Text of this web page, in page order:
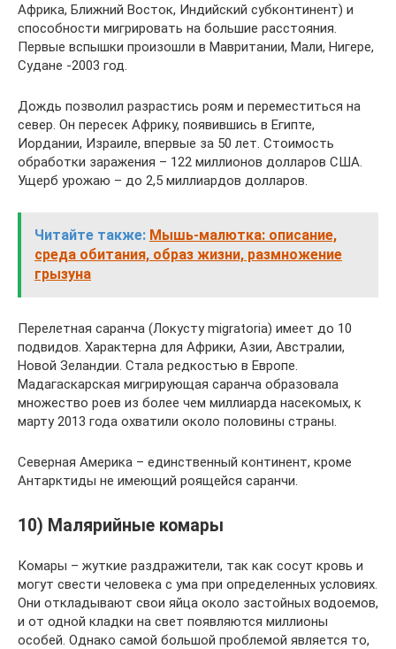
Африка, Ближний Восток, Индийский субконтинент) и
способности мигрировать на большие расстояния.
Первые вспышки произошли в Мавритании, Мали, Нигере,
Судане -2003 год.
Дождь позволил разрастись роям и переместиться на
север. Он пересек Африку, появившись в Египте,
Иордании, Израиле, впервые за 50 лет. Стоимость
обработки заражения – 122 миллионов долларов США.
Ущерб урожаю – до 2,5 миллиардов долларов.
Читайте также: Мышь-малютка: описание,
среда обитания, образ жизни, размножение
грызуна
Перелетная саранча (Локусту migratoria) имеет до 10
подвидов. Характерна для Африки, Азии, Австралии,
Новой Зеландии. Стала редкостью в Европе.
Мадагаскарская мигрирующая саранча образовала
множество роев из более чем миллиарда насекомых, к
марту 2013 года охватили около половины страны.
Северная Америка – единственный континент, кроме
Антарктиды не имеющий роящейся саранчи.
10) Малярийные комары
Комары – жуткие раздражители, так как сосут кровь и
могут свести человека с ума при определенных условиях.
Они откладывают свои яйца около застойных водоемов,
и от одной кладки на свет появляются миллионы
особей. Однако самой большой проблемой является то,